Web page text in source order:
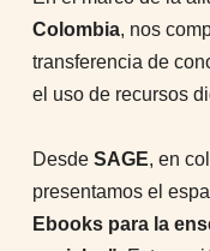
Colombia, nos
transferencia de
el uso de recursos
DesdeSAGE, en
presentamos el
Ebooks para la